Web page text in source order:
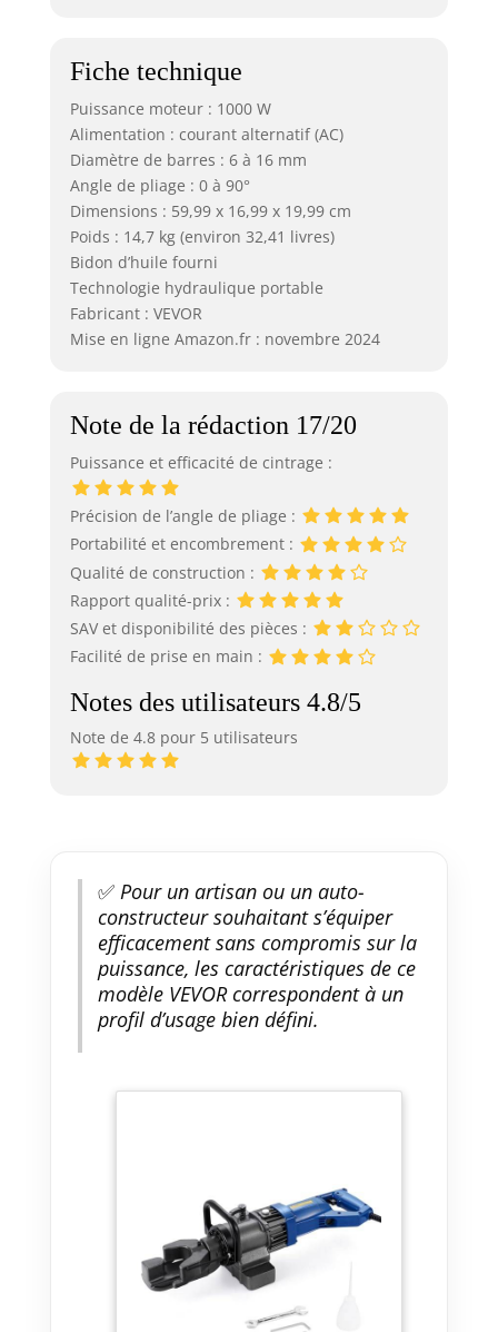
Fiche technique
Puissance moteur : 1000 W
Alimentation : courant alternatif (AC)
Diamètre de barres : 6 à 16 mm
Angle de pliage : 0 à 90°
Dimensions : 59,99 x 16,99 x 19,99 cm
Poids : 14,7 kg (environ 32,41 livres)
Bidon d’huile fourni
Technologie hydraulique portable
Fabricant : VEVOR
Mise en ligne Amazon.fr : novembre 2024
Note de la rédaction 17/20
Puissance et efficacité de cintrage :
Précision de l’angle de pliage :
Portabilité et encombrement :
Qualité de construction :
Rapport qualité-prix :
SAV et disponibilité des pièces :
Facilité de prise en main :
Notes des utilisateurs 4.8/5
Note de 4.8 pour 5 utilisateurs
✅Pour un artisan ou un auto-
constructeur souhaitant s’équiper
efficacement sans compromis sur la
puissance, les caractéristiques de ce
modèle VEVOR correspondent à un
profil d’usage bien défini.